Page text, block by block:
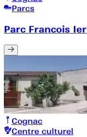
Parcs
Parc Francois Ier
Cognac
Centre culturel